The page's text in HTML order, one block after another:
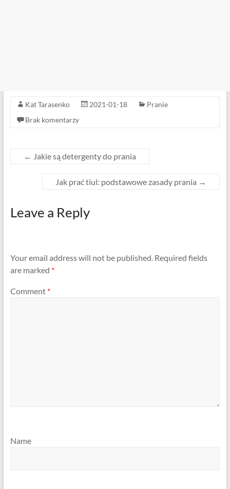
Kat Tarasenko 2021-01-18
Pranie
Brak komentarzy
← Jakie są detergenty do prania
Jak prać tiul: podstawowe zasady prania →
Leave a Reply
Your email address will not be published. Required fields
are marked *
Comment *
Name